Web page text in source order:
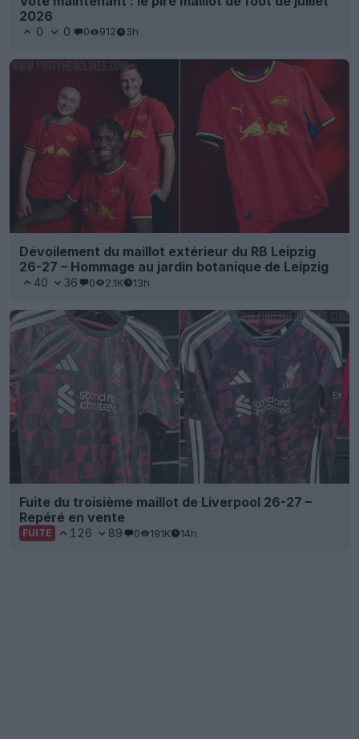
2026
0 0 0 912 3h
Dévoilement du maillot extérieur du RB Leipzig
26-27 – Hommage au jardin botanique de Leipzig
40 36 0 2.1K 13h
Fuite du troisième maillot de Liverpool 26-27 –
Repéré en vente
FUITE 126 89 0 191K 14h